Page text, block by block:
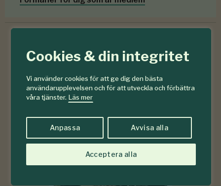
Cookies & din integritet
Vi använder cookies för att ge dig den bästa
användarupplevelsen och för att utveckla och förbättra
våra tjänster. Läs mer
Anpassa Avvisa alla
Acceptera alla
6-7
2026